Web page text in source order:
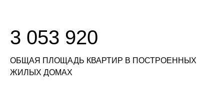
3 053 920
ОБЩАЯ ПЛОЩАДЬ КВАРТИР В ПОСТРОЕННЫХ
ЖИЛЫХ ДОМАХ